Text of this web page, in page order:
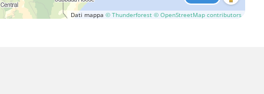
Dati mappa © Thunderforest © OpenStreetMap contributors